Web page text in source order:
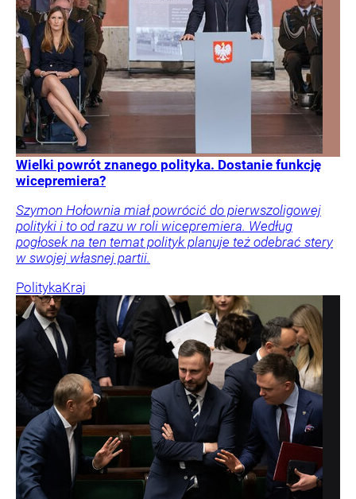
Wielki powrót znanego polityka. Dostanie funkcję
wicepremiera?
Szymon Hołownia miał powrócić do pierwszoligowej
polityki i to od razu w roli wicepremiera. Według
pogłosek na ten temat polityk planuje też odebrać stery
w swojej własnej partii.
PolitykaKraj